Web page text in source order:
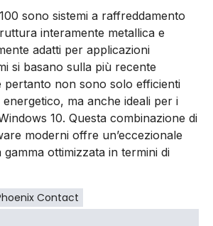
sono sistemi a raffreddamento
interamente metallica e
adatti per applicazioni
si basano sulla più recente
pertanto non sono solo efficienti
ma anche ideali per i
10. Questa combinazione di
moderni offre un’eccezionale
ottimizzata in termini di
Contact